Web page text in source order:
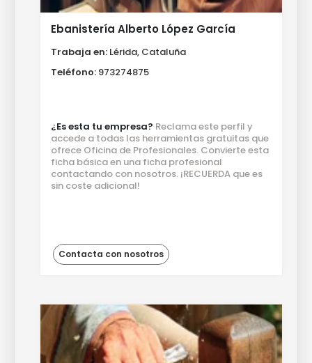
Ebanistería Alberto López García
Trabaja en: Lérida, Cataluña
Teléfono: 973274875
¿Es esta tu empresa? Reclama este perfil y
accede a todas las herramientas gratuitas que
ofrece Oficina de Profesionales. Convierte esta
ficha básica en una ficha profesional
contactando con nosotros. ¡RECUERDA que es
sin coste adicional!
Contacta con nosotros